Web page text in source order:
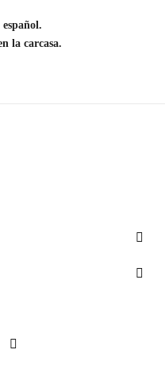
la carcasa.

